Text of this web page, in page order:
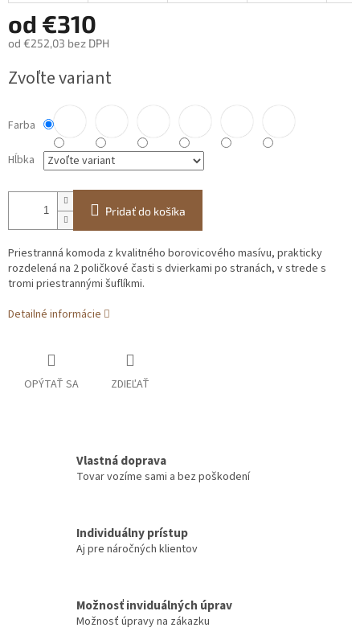
od €310
od €252,03 bez DPH
cena:
Zvoľte variant
Farba
Hĺbka
Pridať do košíka
Priestranná komoda z kvalitného borovicového masívu, prakticky
rozdelená na 2 poličkové časti s dvierkami po stranách, v strede s
tromi priestrannými šuflíkmi.
Detailné informácie
OPÝTAŤ SA ZDIEĽAŤ
Vlastná doprava
Tovar vozíme sami a bez poškodení
Individuálny prístup
Aj pre náročných klientov
Možnosť inviduálných úprav
Možnosť úpravy na zákazku